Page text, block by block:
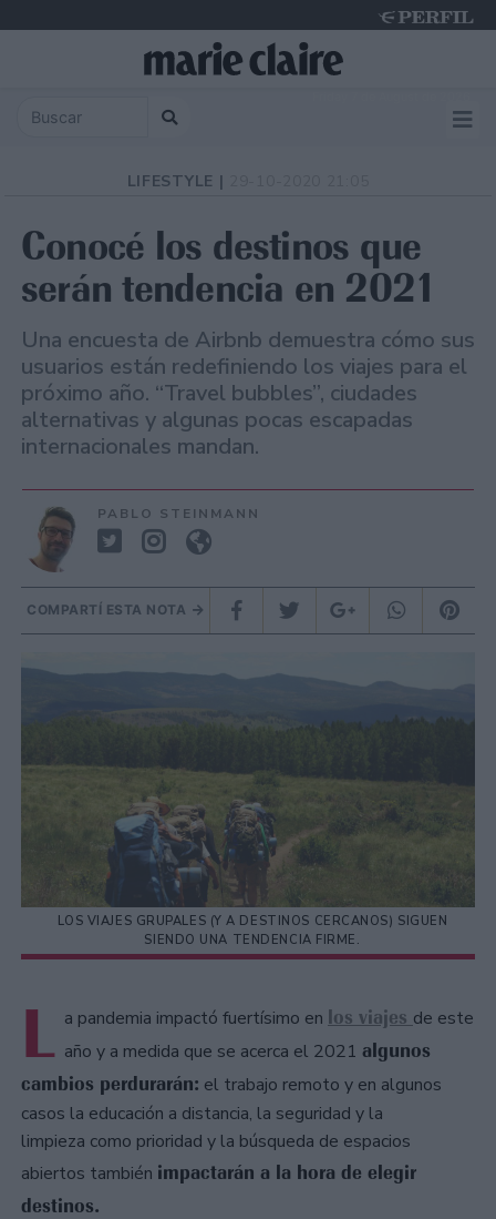
LIFESTYLE |
Conocé los destinos que
serán tendencia en 2021
Una encuesta de Airbnb demuestra cómo sus
usuarios están redefiniendo los viajes para el
próximo año. “Travel bubbles”, ciudades
alternativas y algunas pocas escapadas
internacionales mandan.
PABLO STEINMANN
COMPARTÍ ESTA NOTA
LOS VIAJES GRUPALES (Y A DESTINOS CERCANOS) SIGUEN
SIENDO UNA TENDENCIA FIRME.
L a pandemia impactó fuertísimo en los viajes de este
año y a medida que se acerca el 2021 algunos
cambios perdurarán: el trabajo remoto y en algunos
casos la educación a distancia, la seguridad y la
limpieza como prioridad y la búsqueda de espacios
abiertos también impactarán a la hora de elegir
destinos.